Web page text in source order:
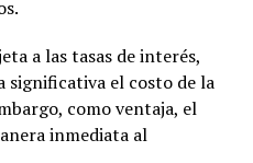
a las tasas de interés,
significativa el costo de la
como ventaja, el
inmediata al